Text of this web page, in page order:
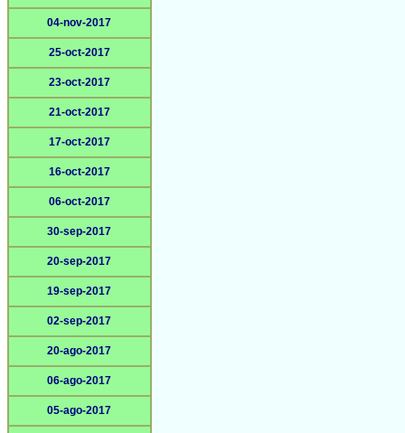
04-nov-2017
25-oct-2017
23-oct-2017
21-oct-2017
17-oct-2017
16-oct-2017
06-oct-2017
30-sep-2017
20-sep-2017
19-sep-2017
02-sep-2017
20-ago-2017
06-ago-2017
05-ago-2017